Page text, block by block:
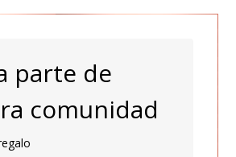
parte de
comunidad